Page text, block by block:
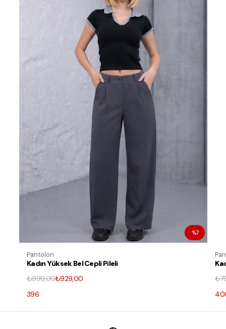
%30
Pantolon
Kadın Yüksek Bel Gabardin Kumaş
₺559,90
₺799,90
400